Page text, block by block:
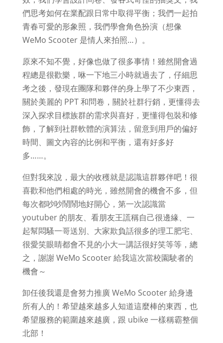
們思考如何在業配跟日常中取得平衡；我們一起拍
青春可愛的形象照，我們學會角色扮演（想像
WeMo Scooter 是情人來拍照…）。
原來不知不覺，好像也做了很多事情！雖然開會過
程總是很歡樂，咻一下地三小時就過去了，仔細思
考之後，發現在團隊和夥伴的身上學了不少東西，
關於美麗的 PPT 和問卷，關於社群行銷，更懂得去
深入探求目標族群的需求與喜好，更懂得包裝和修
飾，了解到社群軟體的演算法，留意到用戶的偏好
時間、圖文內容的比例和平衡，還有好多好
多……。
但對我來說，最大的收穫就是認識這群夥伴吧！很
喜歡和他們相處的時光，雖然開會的機會不多，但
每次都吵吵鬧鬧地好開心，第一次認識當
youtuber 的朋友、看朋友王謊稱自己很邊緣、一
起幫悶騷一哥送別、大家欺負話很多的理工肥宅、
很愛笑眼睛都會不見的小大一講話很好笑等等，總
之，謝謝 WeMo Scooter 給我這次當校園駛者的
機會～
卸任後我還是會努力推廣 WeMo Scooter 給身邊
所有人的！希望越來越多人知道這麼棒的東西，也
希望服務的範圍越來越廣，跟 ubike 一樣稱霸整個
北部！